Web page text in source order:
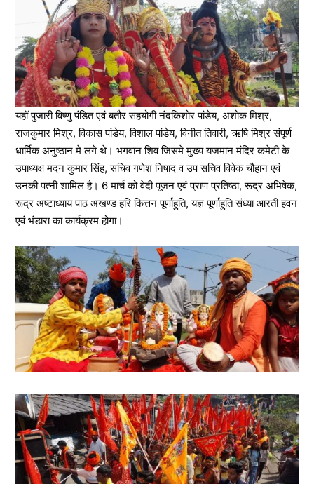
यहॉ पुजारी विष्णु पंडित एवं बतौर सहयोगी नंदकिशोर पांडेय, अशोक मिश्र,
राजकुमार मिश्र, विकास पांडेय, विशाल पांडेय, विनीत तिवारी, ऋषि मिश्र संपूर्ण
धार्मिक अनुष्ठान मे लगे थे। भगवान शिव जिसमे मुख्य यजमान मंदिर कमेटी के
उपाध्यक्ष मदन कुमार सिंह, सचिव गणेश निषाद व उप सचिव विवेक चौहान एवं
उनकी पत्नी शामिल है। 6 मार्च को वेदी पूजन एवं प्राण प्रतिष्ठा, रूद्र अभिषेक,
रूद्र अष्टाध्याय पाठ अखण्ड हरि कित्तन पूर्णाहुति, यज्ञ पूर्णाहुति संध्या आरती हवन
एवं भंडारा का कार्यक्रम होगा।